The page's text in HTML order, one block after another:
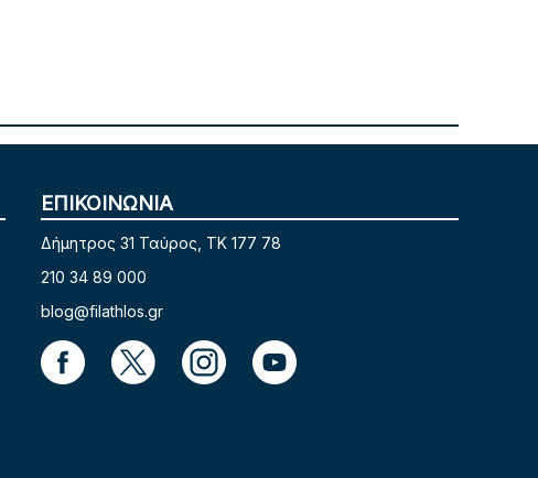
ΕΠΙΚΟΙΝΩΝΙΑ
Δήμητρος 31 Ταύρος, TK 177 78
210 34 89 000
blog@filathlos.gr